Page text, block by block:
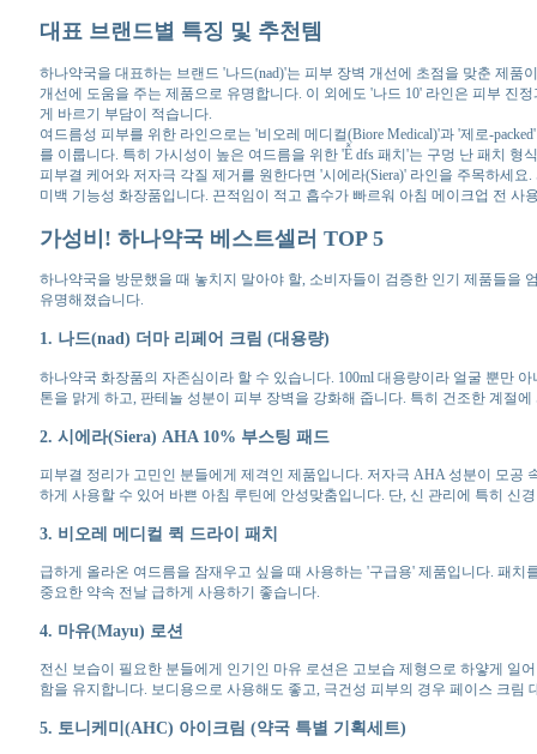
대표 브랜드별 특징 및 추천템
하나약국을 대표하는 브랜드 '나드(nad)'는 피부 장벽 개선에 초점을 맞춘 제
개선에 도움을 주는 제품으로 유명합니다. 이 외에도 '나드 10' 라인은 피부 진
게 바르기 부담이 적습니다.
여드름성 피부를 위한 라인으로는 '비오레 메디컬(Biore Medical)'과 '제로-
를 이룹니다. 특히 가시성이 높은 여드름을 위한 'Ễ dfs 패치'는 구멍 난 패치
피부결 케어와 저자극 각질 제거를 원한다면 '시에라(Siera)' 라인을 주목하세
미백 기능성 화장품입니다. 끈적임이 적고 흡수가 빠르워 아침 메이크업 전 사
가성비! 하나약국 베스트셀러 TOP 5
하나약국을 방문했을 때 놓치지 말아야 할, 소비자들이 검증한 인기 제품들을
유명해졌습니다.
1. 나드(nad) 더마 리페어 크림 (대용량)
하나약국 화장품의 자존심이라 할 수 있습니다. 100ml 대용량이라 얼굴 뿐만
톤을 맑게 하고, 판테놀 성분이 피부 장벽을 강화해 줍니다. 특히 건조한 계절
2. 시에라(Siera) AHA 10% 부스팅 패드
피부결 정리가 고민인 분들에게 제격인 제품입니다. 저자극 AHA 성분이 모공
하게 사용할 수 있어 바쁜 아침 루틴에 안성맞춤입니다. 단, 신 관리에 특히 신
3. 비오레 메디컬 퀵 드라이 패치
급하게 올라온 여드름을 잠재우고 싶을 때 사용하는 '구급용' 제품입니다. 패
중요한 약속 전날 급하게 사용하기 좋습니다.
4. 마유(Mayu) 로션
전신 보습이 필요한 분들에게 인기인 마유 로션은 고보습 제형으로 하얗게 일
함을 유지합니다. 보디용으로 사용해도 좋고, 극건성 피부의 경우 페이스 크림
5. 토니케미(AHC) 아이크림 (약국 특별 기획세트)